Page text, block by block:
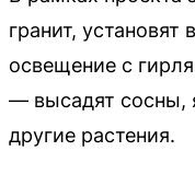
гранит,
освещение с
— высадят сосны,
другие растения.